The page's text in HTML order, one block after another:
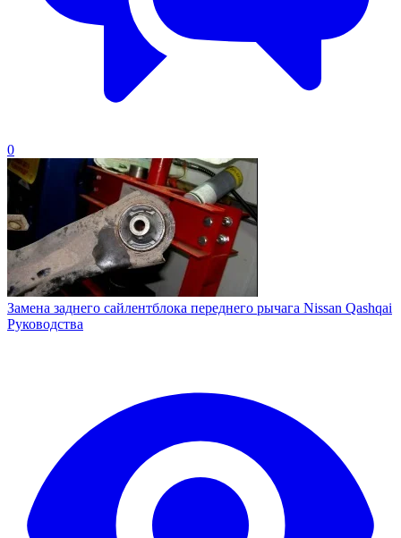
0
Замена заднего сайлентблока переднего рычага Nissan Qashqai
Руководства